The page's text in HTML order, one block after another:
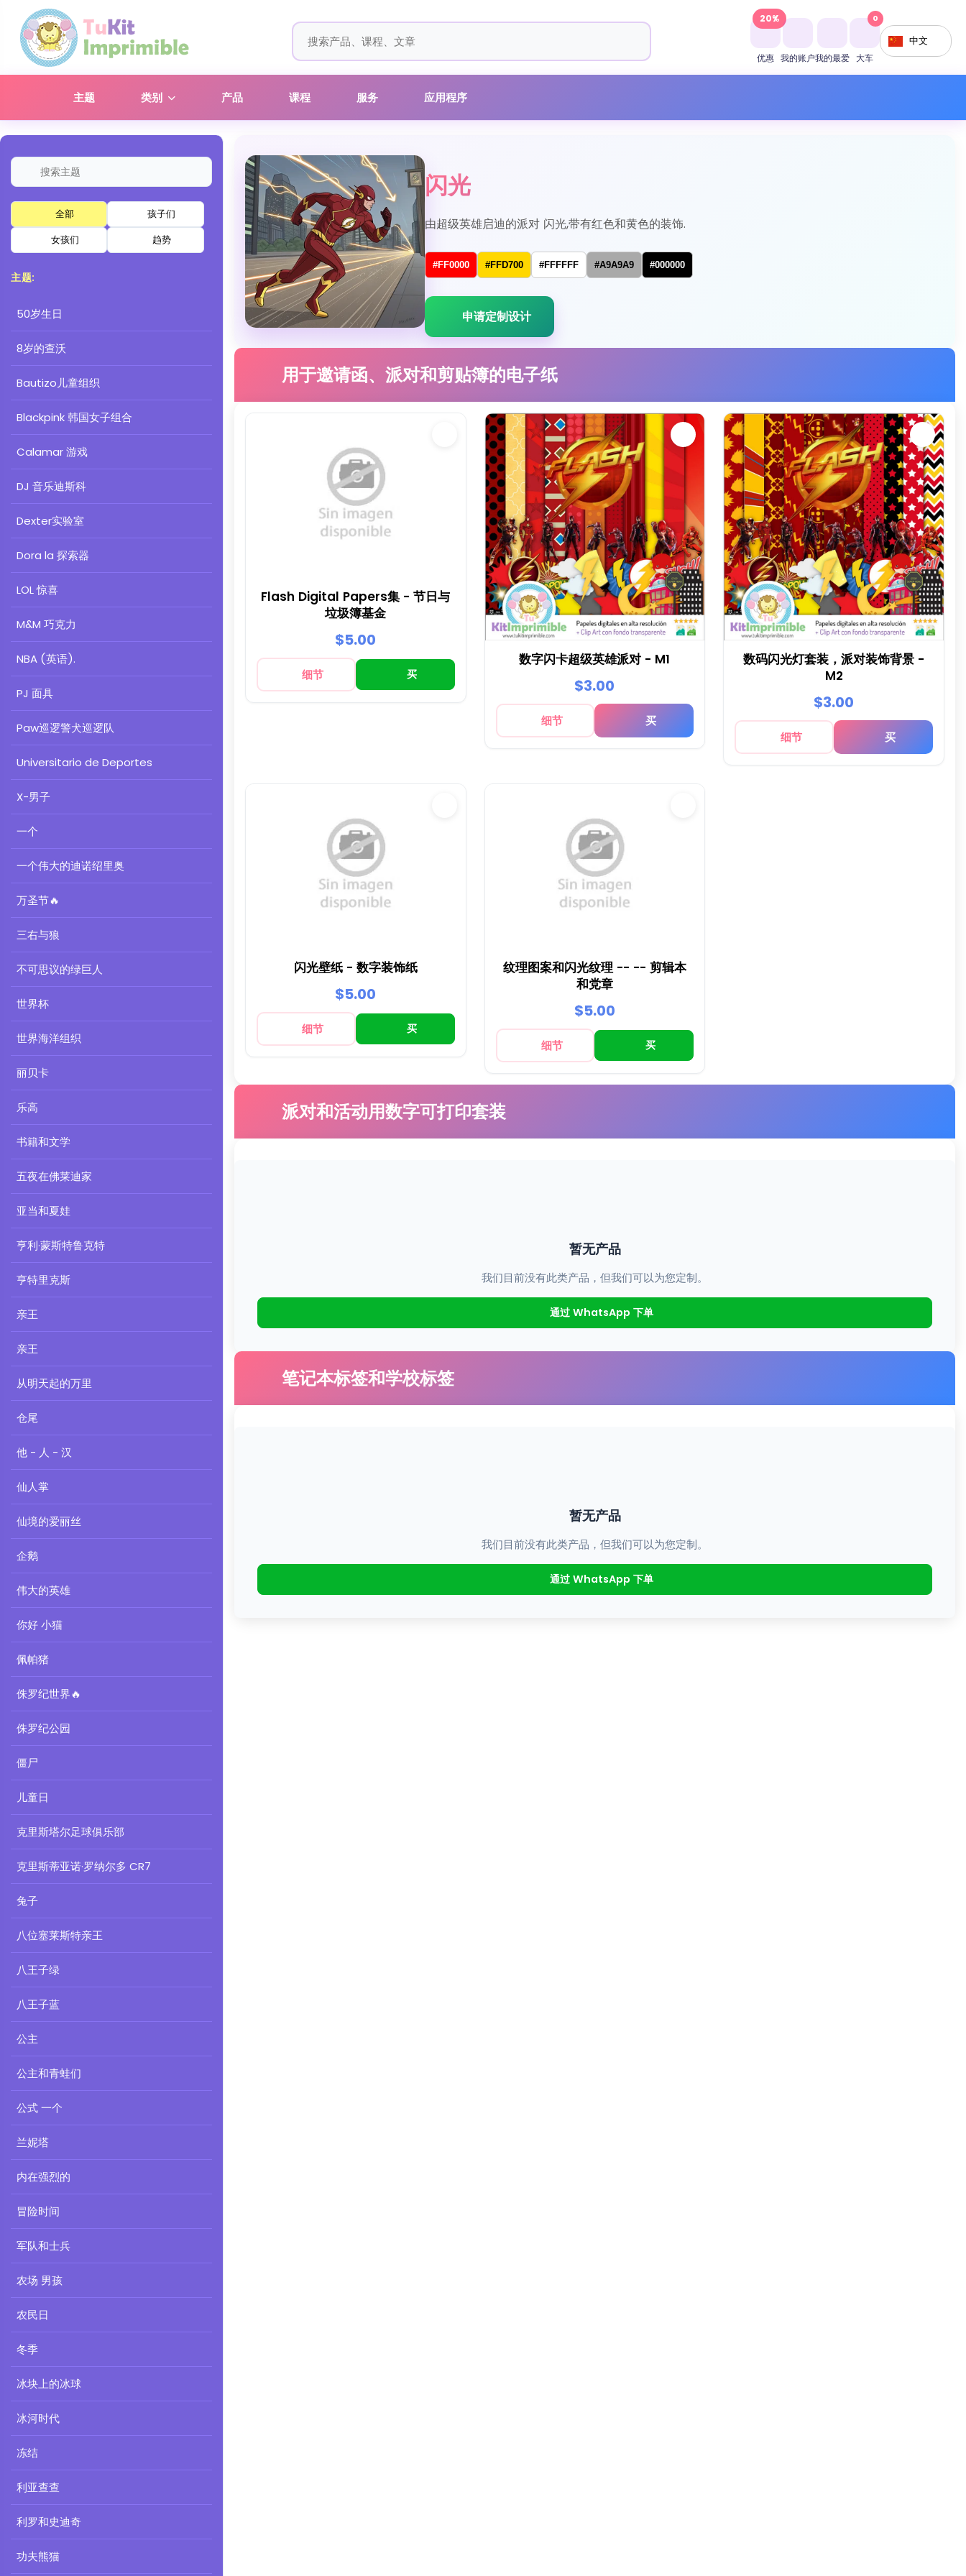
优惠
20%
我的账户我的最爱 大车
0
中文
主题 类别 产品 课程 服务 应用程序
全部 孩子们
女孩们 趋势
主题:
50岁生日
8岁的查沃
Bautizo儿童组织
Blackpink 韩国女子组合
Calamar 游戏
DJ 音乐迪斯科
Dexter实验室
Dora la 探索器
LOL 惊喜
M&M 巧克力
NBA (英语).
PJ 面具
Paw巡逻警犬巡逻队
Universitario de Deportes
X-男子
一个
一个伟大的迪诺绍里奥
万圣节🔥
三右与狼
不可思议的绿巨人
世界杯
世界海洋组织
丽贝卡
乐高
书籍和文学
五夜在佛莱迪家
亚当和夏娃
亨利·蒙斯特鲁克特
亨特里克斯
亲王
亲王
从明天起的万里
仓尾
他 - 人 - 汉
仙人掌
仙境的爱丽丝
企鹅
伟大的英雄
你好 小猫
佩帕猪
侏罗纪世界🔥
侏罗纪公园
僵尸
儿童日
克里斯塔尔足球俱乐部
克里斯蒂亚诺·罗纳尔多 CR7
兔子
八位塞莱斯特亲王
八王子绿
八王子蓝
公主
公主和青蛙们
公式 一个
兰妮塔
内在强烈的
冒险时间
军队和士兵
农场 男孩
农民日
冬季
冰块上的冰球
冰河时代
冻结
利亚查查
利罗和史迪奇
功夫熊猫
闪光
由超级英雄启迪的派对 闪光,带有红色和黄色的装饰.
#FF0000 #FFD700 #FFFFFF #A9A9A9 #000000
申请定制设计
用于邀请函、派对和剪贴簿的电子纸
Flash Digital Papers集 - 节日与
垃圾簿基金
$5.00
细节 买
数字闪卡超级英雄派对 - M1
$3.00
细节 买
数码闪光灯套装，派对装饰背景 -
M2
$3.00
细节 买
闪光壁纸 - 数字装饰纸
$5.00
细节 买
纹理图案和闪光纹理 -- -- 剪辑本
和党章
$5.00
细节 买
派对和活动用数字可打印套装
暂无产品
我们目前没有此类产品，但我们可以为您定制。
通过 WhatsApp 下单
笔记本标签和学校标签
暂无产品
我们目前没有此类产品，但我们可以为您定制。
通过 WhatsApp 下单